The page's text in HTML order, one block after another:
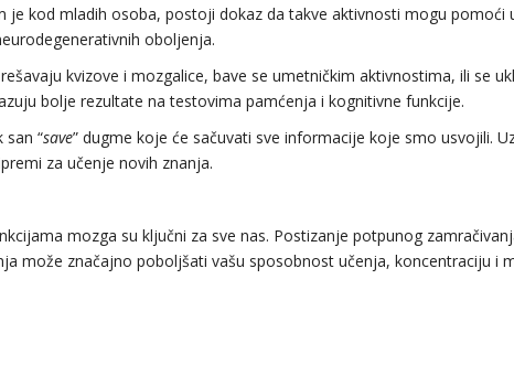
je kod mladih osoba, postoji dokaz da takve aktivnosti mogu pomoći
oboljenja.
kvizove i mozgalice, bave se umetničkim aktivnostima, ili se
bolje rezultate na testovima pamćenja i kognitivne funkcije.
san “save” dugme koje će sačuvati sve informacije koje smo usvojili.
za učenje novih znanja.
mozga su ključni za sve nas. Postizanje potpunog
može značajno poboljšati vašu sposobnost učenja, koncentraciju i